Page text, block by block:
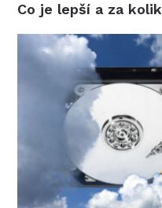
Co je lepší a za kolik